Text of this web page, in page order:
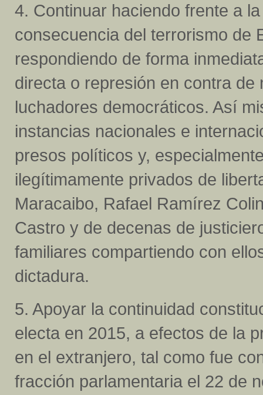
4. Continuar haciendo frente a
consecuencia del terrorismo de
respondiendo de forma
directa o represión en contra
luchadores democráticos. Así
instancias nacionales e
presos políticos y,
ilegítimamente privados de
Maracaibo, Rafael Ramírez
Castro y de decenas de
familiares compartiendo con
dictadura.
5. Apoyar la continuidad
electa en 2015, a efectos de la
en el extranjero, tal como fue
fracción parlamentaria el 22 de